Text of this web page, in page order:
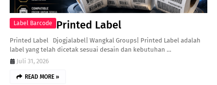
Label Barcode Printed Label
Printed Label Djogjalabel| Wangkal Groups| Printed Label adalah
label yang telah dicetak sesuai desain dan kebutuhan …
Juli 31, 2026
READ MORE »